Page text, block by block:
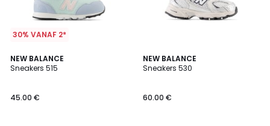
30% VANAF 2*
NEW BALANCE
Sneakers 515
45.00 €
5
/
2
Kleuren
NEW BALANCE
Sneakers 530
60.00 €
4.8
/ 5